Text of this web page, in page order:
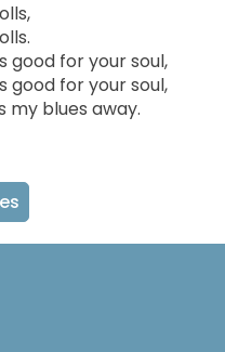
good for your soul,
good for your soul,
my blues away.